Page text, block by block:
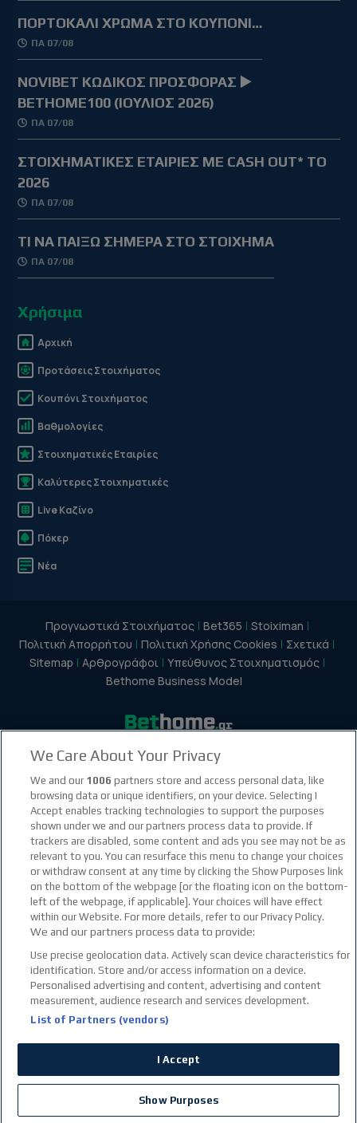
ΠΟΡΤΟΚΑΛΙ ΧΡΩΜΑ ΣΤΟ ΚΟΥΠΟΝΙ…
ΠΑ 07/08
NOVIBET ΚΩΔΙΚΟΣ ΠΡΟΣΦΟΡΑΣ ▶️
BETHOME100 (ΙΟΥΛΙΟΣ 2026)
ΠΑ 07/08
ΣΤΟΙΧΗΜΑΤΙΚΕΣ ΕΤΑΙΡΙΕΣ ΜΕ CASH OUT* ΤΟ
2026
ΠΑ 07/08
TΙ ΝΑ ΠΑΙΞΩ ΣΗΜΕΡΑ ΣΤΟ ΣΤΟΙΧΗΜΑ
ΠΑ 07/08
Χρήσιμα
Αρχική
Προτάσεις Στοιχήματος
Κουπόνι Στοιχήματος
Βαθμολογίες
Στοιχηματικές Εταιρίες
Καλύτερες Στοιχηματικές
Live Καζίνο
Πόκερ
Νέα
Προγνωστικά Στοιχήματος Bet365
Stoiximan
Πολιτική Απορρήτου
Πολιτική Χρήσης Cookies
Σχετικά
Sitemap
Αρθρογράφοι
Υπεύθυνος Στοιχηματισμός
Bethome Business Model
instagram social link
youtube social link
tiktok social link
twitter social link
© Copyright 2026
ΠΑΙΞΕ ΝΟΜΙΜΑ
We Care About Your Privacy
We and our 1006 partners store and access personal data, like
browsing data or unique identifiers, on your device. Selecting I
Accept enables tracking technologies to support the purposes
shown under we and our partners process data to provide. If
trackers are disabled, some content and ads you see may not be as
relevant to you. You can resurface this menu to change your choices
or withdraw consent at any time by clicking the Show Purposes link
on the bottom of the webpage [or the floating icon on the bottom-
left of the webpage, if applicable]. Your choices will have effect
within our Website. For more details, refer to our Privacy Policy.
We and our partners process data to provide:
Use precise geolocation data. Actively scan device characteristics for
identification. Store and/or access information on a device.
Personalised advertising and content, advertising and content
measurement, audience research and services development.
List of Partners (vendors)
I Accept
Show Purposes